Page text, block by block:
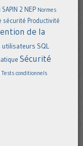
SAPIN 2 NEP Normes
sécurité Productivité
de la
utilisateurs SQL
Sécurité
Tests conditionnels